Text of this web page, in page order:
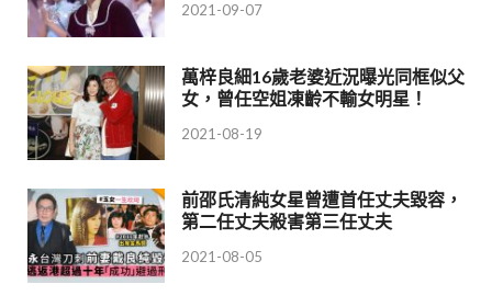
2021-09-07
萬梓良細16歲老婆近況曝光同框似父
女，曾任空姐凍齡不輸女明星！
2021-08-19
前邵氏清純女星曾遭首任丈夫毀容，
第二任丈夫殺害第三任丈夫
2021-08-05